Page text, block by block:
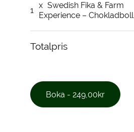
1
x Swedish Fika & Farm
Experience – Chokladboll
Totalpris